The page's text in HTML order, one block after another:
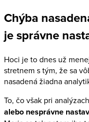
Chýba
je správne
Hoci je to dnes už
stretnem s tým, že sa
nasadená žiadna
To, čo však pri
alebo nesprávne